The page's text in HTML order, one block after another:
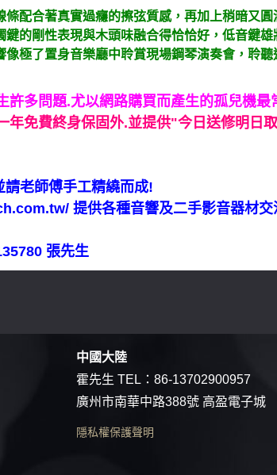
配合著真實過癮的擦弦質感，再加上稍暗又
的剛性表現與木頭味融合得恰恰好，低音鍵
極了置身音樂廳中聆賞現場鋼琴演奏會，聆
許多問題.尤以網路購買而產生的孤兒機最
年免費終身保固外.並提供"今日送修明日
老師傅手工精繞而成!
提供各種音響及二手影音器材交
張先生
中國大陸
霍先生 TEL： 86-13702900957
廣州市南華中路388號 高盈電子城
隱私權保護聲明